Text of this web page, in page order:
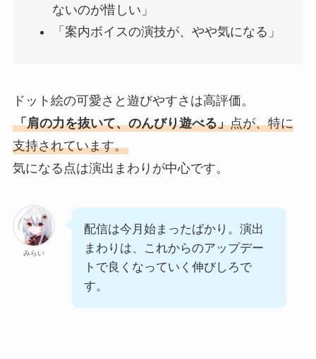
ないのが惜しい」
「案内ボイスの演技が、やや気になる」
ドット絵の可愛さと遊びやすさは高評価。
「肩の力を抜いて、のんびり遊べる」点が、特に
支持されています。
気になる点は演出まわりが中心です。
みらい
配信は今月始まったばかり。演出
まわりは、これからのアップデー
トで良くなっていく伸びしろで
す。